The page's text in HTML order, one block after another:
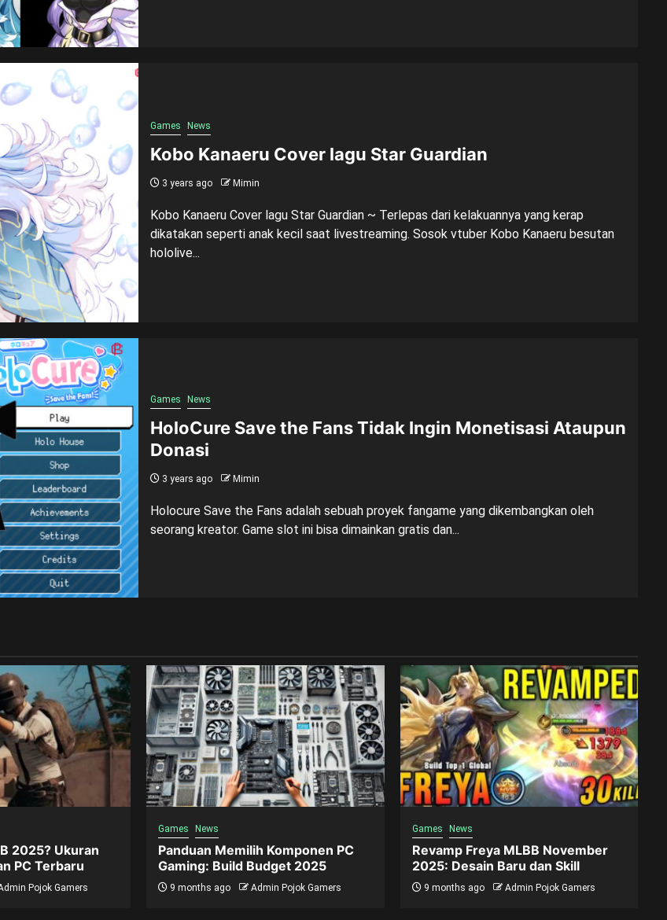
Games News
Kobo Kanaeru Cover lagu Star Guardian
3 years ago Mimin
Kobo Kanaeru Cover lagu Star Guardian ~ Terlepas dari kelakuannya yang kerap
dikatakan seperti anak kecil saat livestreaming. Sosok vtuber Kobo Kanaeru besutan
hololive...
Games News
HoloCure Save the Fans Tidak Ingin Monetisasi Ataupun
Donasi
3 years ago Mimin
Holocure Save the Fans adalah sebuah proyek fangame yang dikembangkan oleh
seorang kreator. Game slot ini bisa dimainkan gratis dan...
2025? Ukuran
PC Terbaru
Pojok Gamers
Games News
Panduan Memilih Komponen PC
Gaming: Build Budget 2025
9 months ago Admin Pojok Gamers
Games News
Revamp Freya MLBB November
2025: Desain Baru dan Skill
9 months ago Admin Pojok Gamers